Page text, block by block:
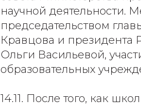
научной деятельности.
председательством
Кравцова и президента
Ольги Васильевой,
образовательных
14.11. После того, как